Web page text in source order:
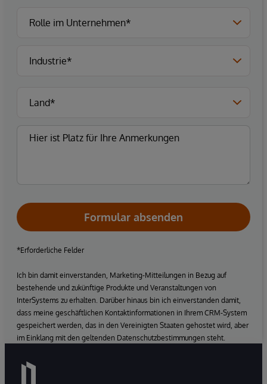
Formular absenden
*Erforderliche Felder
Ich bin damit einverstanden, Marketing-Mitteilungen in Bezug auf
bestehende und zukünftige Produkte und Veranstaltungen von
InterSystems zu erhalten. Darüber hinaus bin ich einverstanden damit,
dass meine geschäftlichen Kontaktinformationen in Ihrem CRM-System
gespeichert werden, das in den Vereinigten Staaten gehostet wird, aber
im Einklang mit den geltenden Datenschutzbestimmungen steht.